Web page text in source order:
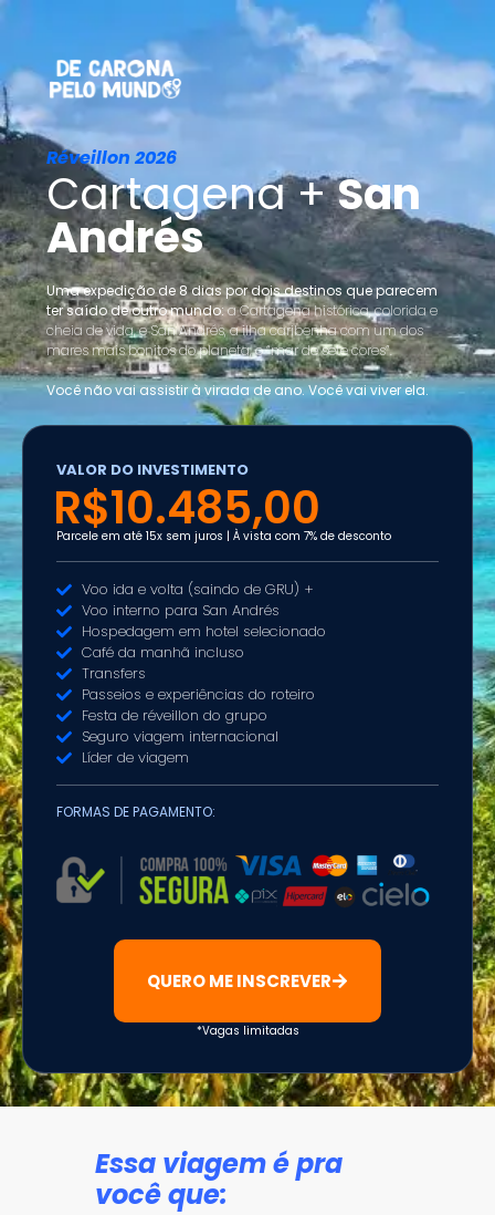
VALOR DO INVESTIMENTO
R$10.485,00
Parcele em até 15x sem juros | À vista com 7% de desconto
Voo ida e volta (saindo de GRU) +
Voo interno para San Andrés
Hospedagem em hotel selecionado
Café da manhã incluso
Transfers
Passeios e experiências do roteiro
Festa de réveillon do grupo
Seguro viagem internacional
Líder de viagem
FORMAS DE PAGAMENTO:
QUERO ME INSCREVER
*Vagas limitadas
Réveillon 2026
Cartagena +San
Andrés
Uma expedição de 8 dias por dois destinos que parecem
ter saído de outro mundo:a Cartagena histórica, colorida e
cheia de vida, e San Andrés, a ilha caribenha com um dos
mares mais bonitos do planeta, o “mar de sete cores”.
Você não vai assistir à virada de ano. Você vai viver ela.
Essa viagem é pra
você que: